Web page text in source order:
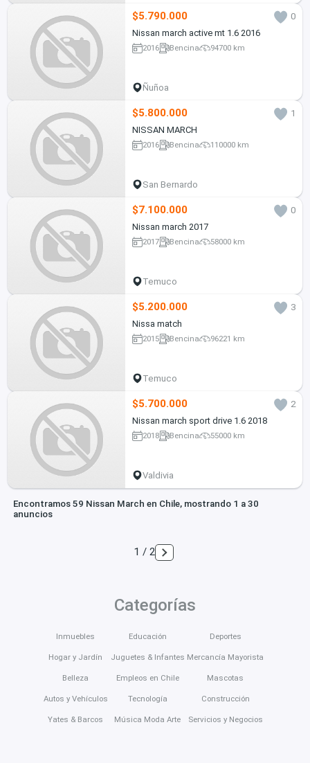
$5.790.000
0
Nissan march active mt 1.6 2016
2016 Bencina 94700 km
Ñuñoa
$5.800.000
1
NISSAN MARCH
2016 Bencina 110000 km
San Bernardo
$7.100.000
0
Nissan march 2017
2017 Bencina 58000 km
Temuco
$5.200.000
3
Nissa match
2015 Bencina 96221 km
Temuco
$5.700.000
2
Nissan march sport drive 1.6 2018
2018 Bencina 55000 km
Valdivia
Encontramos 59 Nissan March en Chile, mostrando 1 a 30
anuncios
1 / 2
Categorías
Inmuebles
Hogar y Jardín
Belleza
Autos y Vehículos
Yates & Barcos
Educación
Juguetes & Infantes
Empleos en Chile
Tecnología
Música Moda Arte
Deportes
Mercancía Mayorista
Mascotas
Construcción
Servicios y Negocios